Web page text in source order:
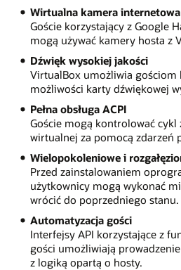
Wirtualna kamera internetowa
Goście korzystający z Google
mogą używać kamery hosta z
Dźwięk wysokiej jakości
VirtualBox umożliwia gościom
możliwości karty dźwiękowej
Pełna obsługa ACPI
Goście mogą kontrolować cykl
wirtualnej za pomocą zdarzeń
Wielopokoleniowe i
Przed zainstalowaniem
użytkownicy mogą wykonać
wrócić do poprzedniego stanu.
Automatyzacja gości
Interfejsy API korzystające z
gości umożliwiają
z logiką opartą o hosty.